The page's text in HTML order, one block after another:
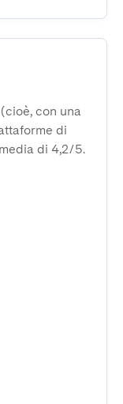
con una
di
di 4,2/5.